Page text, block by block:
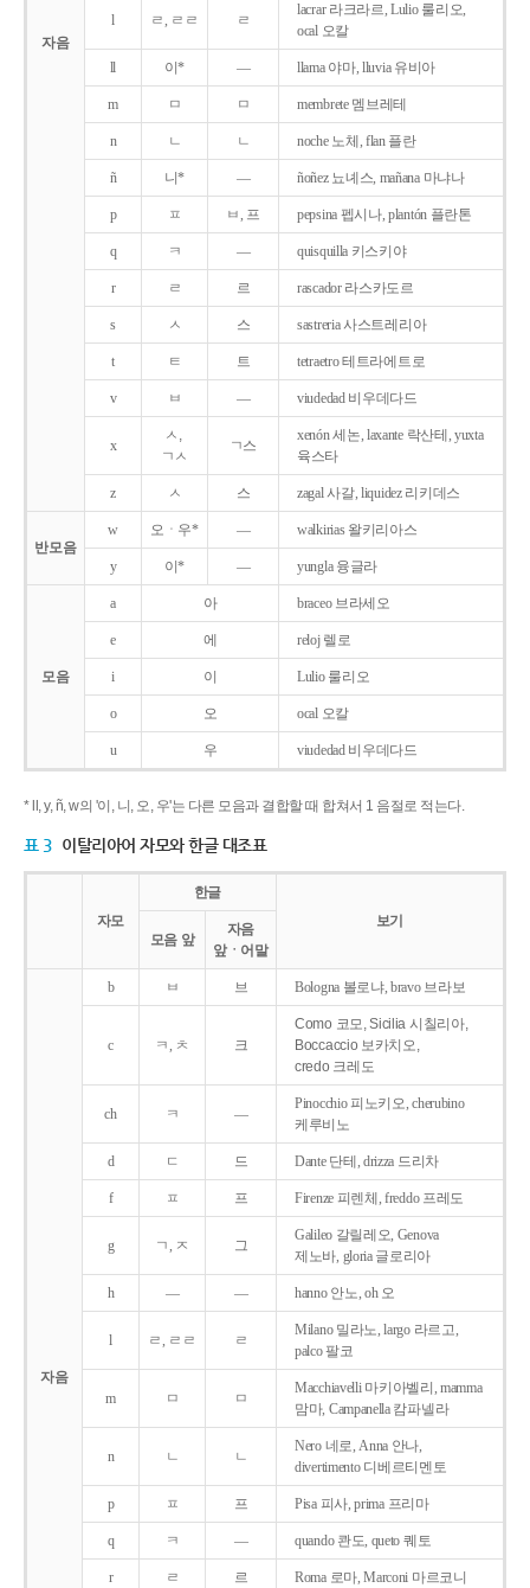
자음
l ㄹ, ㄹㄹ ㄹ
lacrar 라크라르, Lulio 룰리오,
ocal 오칼
ll 이* ― llama 야마, lluvia 유비아
m ㅁ ㅁ membrete 멤브레테
n ㄴ ㄴ noche 노체, flan 플란
ñ 니* ― ñoñez 뇨녜스, mañana 마냐나
p ㅍ ㅂ, 프 pepsina 펩시나, plantón 플란톤
q ㅋ ― quisquilla 키스키야
r ㄹ 르 rascador 라스카도르
s ㅅ 스 sastreria 사스트레리아
t ㅌ 트 tetraetro 테트라에트로
v ㅂ ― viudedad 비우데다드
x
ㅅ,
ㄱㅅ
ㄱ스
xenón 세논, laxante 락산테, yuxta
육스타
z ㅅ 스 zagal 사갈, liquidez 리키데스
반모음
w 오ㆍ우* ― walkirias 왈키리아스
y 이* ― yungla 융글라
모음
a 아 braceo 브라세오
e 에 reloj 렐로
i 이 Lulio 룰리오
o 오 ocal 오칼
u 우 viudedad 비우데다드
* ll, y, ñ, w의 '이, 니, 오, 우'는 다른 모음과 결합할 때 합쳐서 1 음절로 적는다.
표 3 이탈리아어 자모와 한글 대조표
자모
한글
보기
모음 앞
자음
앞ㆍ어말
자음
b ㅂ 브 Bologna 볼로냐, bravo 브라보
c ㅋ, ㅊ 크
Como 코모, Sicilia 시칠리아,
Boccaccio 보카치오,
credo 크레도
ch ㅋ ―
Pinocchio 피노키오, cherubino
케루비노
d ㄷ 드 Dante 단테, drizza 드리차
f ㅍ 프 Firenze 피렌체, freddo 프레도
g ㄱ, ㅈ 그
Galileo 갈릴레오, Genova
제노바, gloria 글로리아
h ― ― hanno 안노, oh 오
l ㄹ, ㄹㄹ ㄹ
Milano 밀라노, largo 라르고,
palco 팔코
m ㅁ ㅁ
Macchiavelli 마키아벨리, mamma
맘마, Campanella 캄파넬라
n ㄴ ㄴ
Nero 네로, Anna 안나,
divertimento 디베르티멘토
p ㅍ 프 Pisa 피사, prima 프리마
q ㅋ ― quando 콴도, queto 퀘토
r ㄹ 르 Roma 로마, Marconi 마르코니